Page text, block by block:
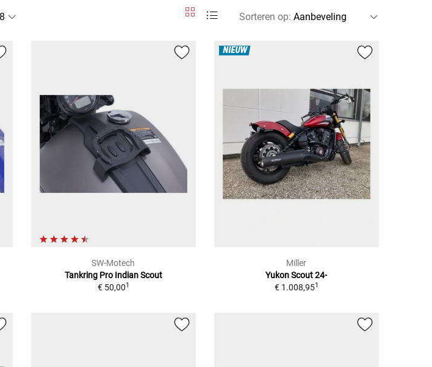
Sorteren op:
SW-Motech
Tankring Pro Indian Scout
€ 50,001
NIEUW
Miller
Yukon Scout 24-
€ 1.008,951